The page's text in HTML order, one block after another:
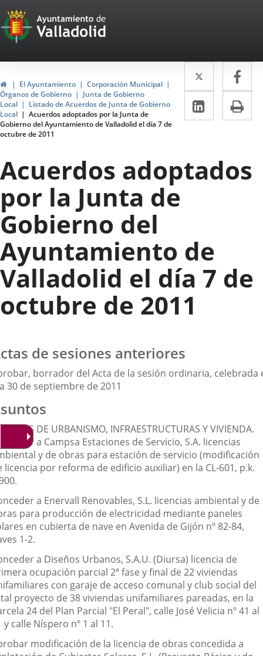
Portal
Web
del
Ayuntamiento
de
Valladolid
InicioEl Ayuntamiento
Corporación Municipal
Órganos de Gobierno
Junta de Gobierno
Local
Listado de Acuerdos de Junta de Gobierno
Local
Acuerdos adoptados por la Junta de
Gobierno del Ayuntamiento de Valladolid el día 7 de
octubre de 2011
Twitter
Enlace
a
una
a
LinkedIn
Enlace
a
externa.
Acuerdos adoptados
por la Junta de
Gobierno del
Ayuntamiento de
Valladolid el día 7 de
octubre de 2011
de sesiones anteriores
borrador del Acta de la sesión ordinaria, celebrada
30 de septiembre de 2011
DE URBANISMO, INFRAESTRUCTURAS Y VIVIENDA.
a Campsa Estaciones de Servicio, S.A. licencias
y de obras para estación de servicio (modificación
licencia por reforma de edificio auxiliar) en la CL-601, p.k.
a Enervall Renovables, S.L. licencias ambiental y de
para producción de electricidad mediante paneles
en cubierta de nave en Avenida de Gijón nº 82-84,
1-2.
a Diseños Urbanos, S.A.U. (Diursa) licencia de
ocupación parcial 2ª fase y final de 22 viviendas
con garaje de acceso comunal y club social del
proyecto de 38 viviendas unifamiliares pareadas, en la
24 del Plan Parcial "El Peral", calle José Velicia nº 41 al
y calle Níspero nº 1 al 11.
modificación de la licencia de obras concedida a